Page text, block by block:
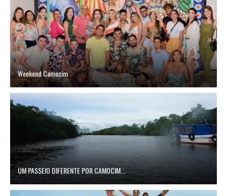
Weekend Camocim
UM PASSEIO DIFERENTE POR CAMOCIM...